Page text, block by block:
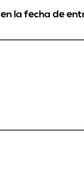
en la fecha de